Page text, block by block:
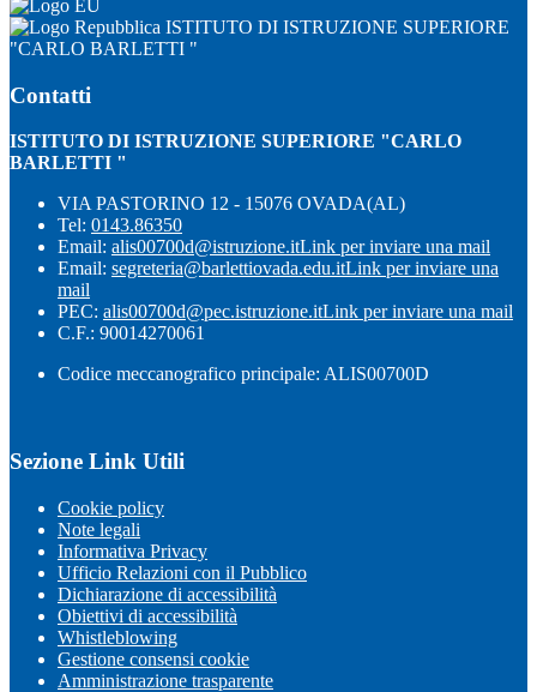
ISTITUTO DI ISTRUZIONE SUPERIORE
"CARLO BARLETTI "
Contatti
ISTITUTO DI ISTRUZIONE SUPERIORE "CARLO
BARLETTI "
VIA PASTORINO 12 - 15076 OVADA(AL)
Tel: 0143.86350
Email: alis00700d@istruzione.itLink per inviare una mail
Email: segreteria@barlettiovada.edu.itLink per inviare una
mail
PEC: alis00700d@pec.istruzione.itLink per inviare una mail
C.F.: 90014270061
Codice meccanografico principale: ALIS00700D
Sezione Link Utili
Cookie policy
Note legali
Informativa Privacy
Ufficio Relazioni con il Pubblico
Dichiarazione di accessibilità
Obiettivi di accessibilità
Whistleblowing
Gestione consensi cookie
Amministrazione trasparente